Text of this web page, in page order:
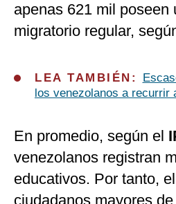
apenas 621 mil poseen
migratorio regular,
LEA TAMBIÉN:
los venezolanos a recurrir
En promedio, según el
venezolanos registran
educativos. Por tanto,
ciudadanos mayores